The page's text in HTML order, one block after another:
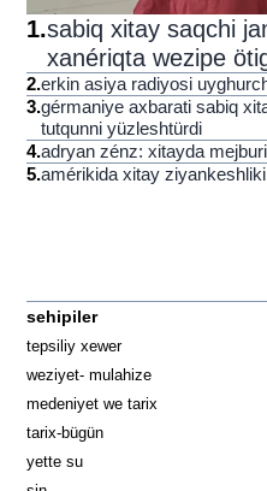
1.sabiq xitay saqchi
xanériqta wezipe
2.erkin asiya radiyosi
3.gérmaniye axbarati sabiq
tutqunni yüzleshtürdi
4.adryan zénz: xitayda
5.amérikida xitay
sehipiler
tepsiliy xewer
weziyet- mulahize
medeniyet we tarix
tarix-bügün
yette su